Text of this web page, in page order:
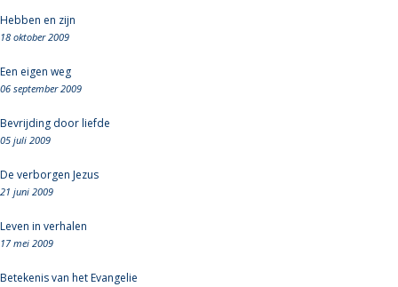
Hebben en zijn
18 oktober 2009
Een eigen weg
06 september 2009
Bevrijding door liefde
05 juli 2009
De verborgen Jezus
21 juni 2009
Leven in verhalen
17 mei 2009
Betekenis van het Evangelie